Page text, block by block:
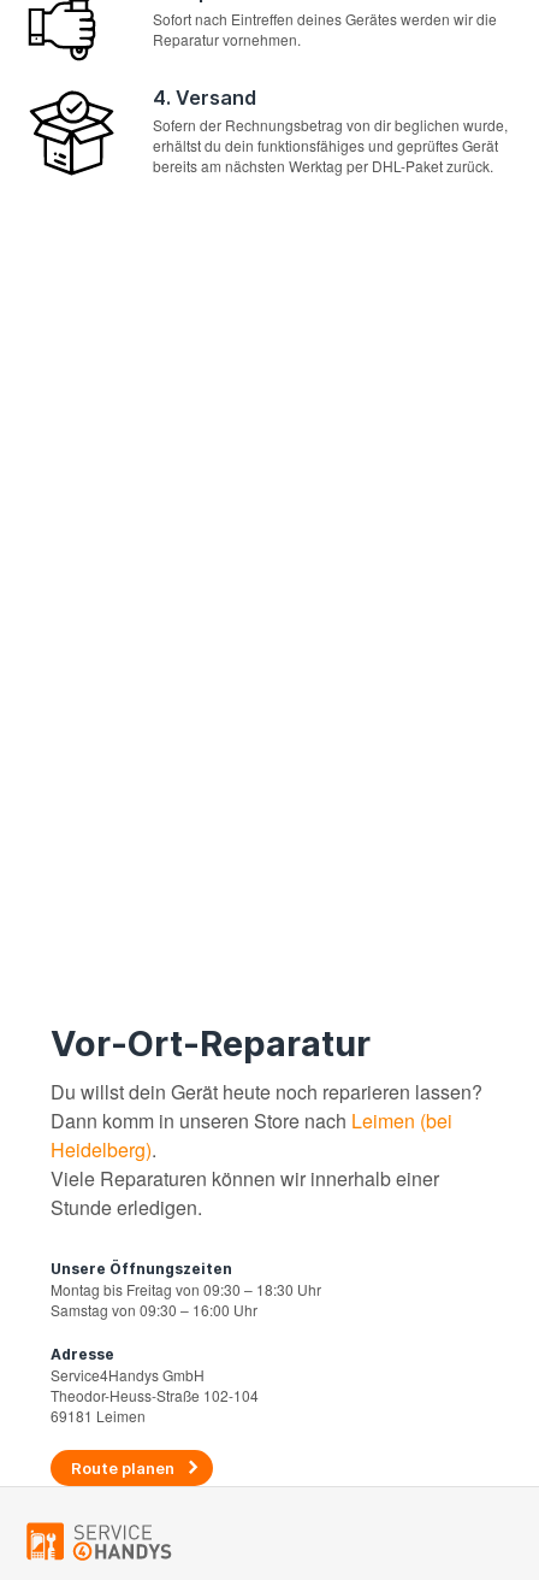
Sofort nach Eintreffen deines Gerätes werden wir die
Reparatur vornehmen.
4. Versand
Sofern der Rechnungsbetrag von dir beglichen wurde,
erhältst du dein funktionsfähiges und geprüftes Gerät
bereits am nächsten Werktag per DHL-Paket zurück.
Vor-Ort-Reparatur
Du willst dein Gerät heute noch reparieren lassen?
Dann komm in unseren Store nach Leimen (bei
Heidelberg).
Viele Reparaturen können wir innerhalb einer
Stunde erledigen.
Unsere Öffnungszeiten
Montag bis Freitag von 09:30 – 18:30 Uhr
Samstag von 09:30 – 16:00 Uhr
Adresse
Service4Handys GmbH
Theodor-Heuss-Straße 102-104
69181 Leimen
Route planen